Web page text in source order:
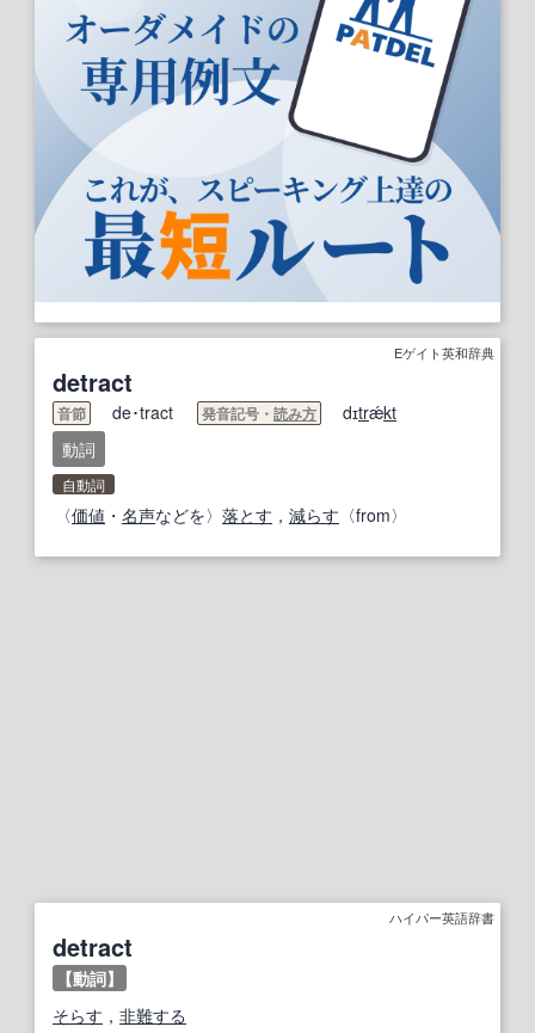
Eゲイト英和辞典
detract
音節 de･tract 発音記号・ 読み方 dɪtrǽkt
動詞
自動詞
〈価値 ・ 名声などを〉 落とす ， 減らす 〈from〉
ハイパー英語辞書
detract
【動詞】
そらす ， 非難する